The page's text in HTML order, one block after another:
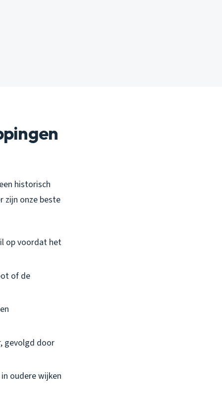
historisch
zijn onze beste
op voordat het
of de
gevolgd door
oudere wijken